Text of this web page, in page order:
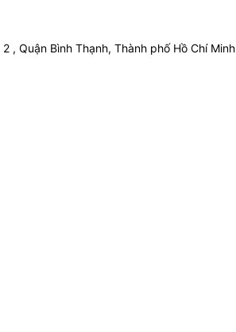
, Quận Bình Thạnh, Thành phố Hồ Chí Minh